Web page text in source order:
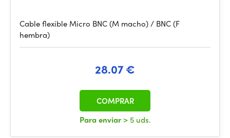
Cable flexible Micro BNC (M macho) / BNC (F
hembra)
28.07 €
Para enviar > 5 uds.
COMPRAR